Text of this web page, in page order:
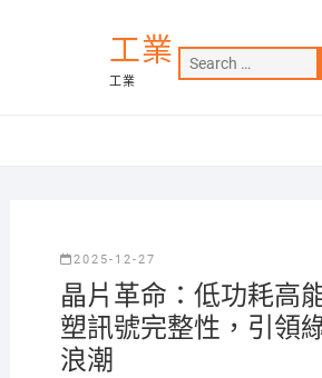
工業
工業
2025-12-27
晶片革命：低功耗高
塑訊號完整性，引領
浪潮